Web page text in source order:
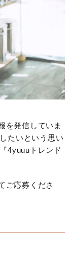
を発信していま
たいという思い
4yuuuトレンド
ご応募くださ